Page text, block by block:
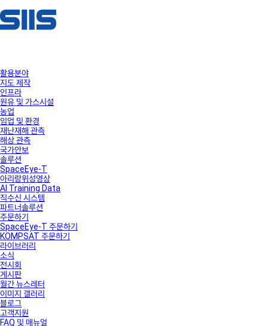
활용분야
지도 제작
인프라
원유 및 가스시설
농업
임업 및 환경
재난재해 관측
해상 관측
국가안보
솔루션
SpaceEye-T
아리랑위성영상
AI Training Data
직수신 시스템
파트너솔루션
주문하기
SpaceEye-T 주문하기
KOMPSAT 주문하기
라이브러리
소식
전시회
게시판
월간 뉴스레터
이미지 갤러리
블로그
고객지원
FAQ 및 매뉴얼